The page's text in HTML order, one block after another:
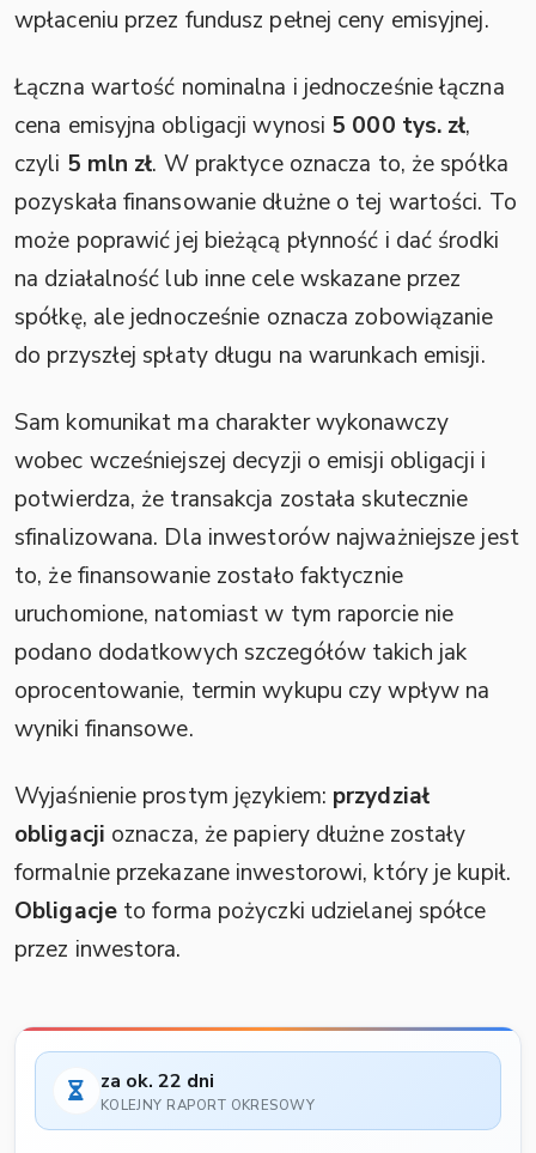
wpłaceniu przez fundusz pełnej ceny emisyjnej.
Łączna wartość nominalna i jednocześnie łączna
cena emisyjna obligacji wynosi 5 000 tys. zł,
czyli 5 mln zł. W praktyce oznacza to, że spółka
pozyskała finansowanie dłużne o tej wartości. To
może poprawić jej bieżącą płynność i dać środki
na działalność lub inne cele wskazane przez
spółkę, ale jednocześnie oznacza zobowiązanie
do przyszłej spłaty długu na warunkach emisji.
Sam komunikat ma charakter wykonawczy
wobec wcześniejszej decyzji o emisji obligacji i
potwierdza, że transakcja została skutecznie
sfinalizowana. Dla inwestorów najważniejsze jest
to, że finansowanie zostało faktycznie
uruchomione, natomiast w tym raporcie nie
podano dodatkowych szczegółów takich jak
oprocentowanie, termin wykupu czy wpływ na
wyniki finansowe.
Wyjaśnienie prostym językiem: przydział
obligacji oznacza, że papiery dłużne zostały
formalnie przekazane inwestorowi, który je kupił.
Obligacjeto forma pożyczki udzielanej spółce
przez inwestora.
za ok. 22 dni
KOLEJNY RAPORT OKRESOWY